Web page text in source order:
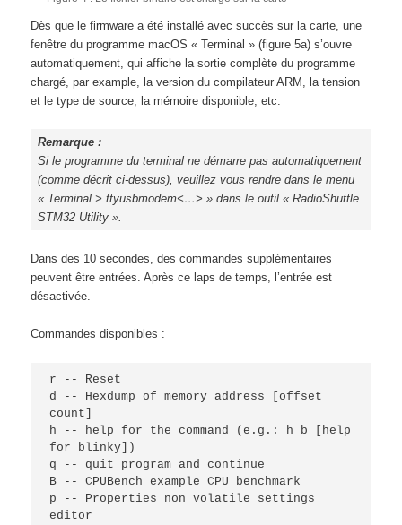
Dès que le firmware a été installé avec succès sur la carte, une
fenêtre du programme macOS « Terminal » (figure 5a) s’ouvre
automatiquement, qui affiche la sortie complète du programme
chargé, par example, la version du compilateur ARM, la tension
et le type de source, la mémoire disponible, etc.
Remarque :
Si le programme du terminal ne démarre pas automatiquement
(comme décrit ci-dessus), veuillez vous rendre dans le menu
« Terminal > ttyusbmodem<…> » dans le outil « RadioShuttle
STM32 Utility ».
Dans des 10 secondes, des commandes supplémentaires
peuvent être entrées. Après ce laps de temps, l’entrée est
désactivée.
Commandes disponibles :
r -- Reset
d -- Hexdump of memory address [offset
count]
h -- help for the command (e.g.: h b [help
for blinky])
q -- quit program and continue
B -- CPUBench example CPU benchmark
p -- Properties non volatile settings
editor